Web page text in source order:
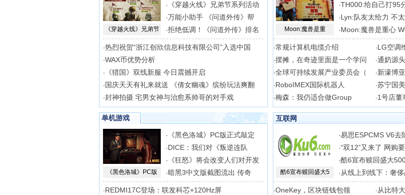
《穿越火线》兄弟节
· 《穿越火线》兄弟节系列活动
·万能小助手 《问道外传》帮
·拒绝低调！《问道外传》排名
·热烈祝贺“浙江创欣信息科技有限公司”入选中国
·WAX币优势分析
· 《猎国》双线新服 今日震撼开启
· 国庆天天有礼来就送 《倩女幽魂》缤纷玩法爽翻
·封神拍摄 宅男女神与治愈系帅哥的对手戏
Moon:魔兽是重
·TH000:给自己打95
·Lyn:队友太给力 不
·Moon:魔兽是重心
·常规计算机电缆介绍 ·LG空调
·摆摊，在奇迹里面是一个学问 ·通奶源
·全球可持续发展产业委员会（ ·新濠博
·RoboIMEX国际机器人 ·苏宁国
·梅森：我仍适合做Group ·1号店董
单机游戏
《黑色洛城》PC版
· 《黑色洛城》PC版正式敲定
·DICE：我们对《叛逆连队
· 《狂怒》将会改变人们对开发
·暗黑3中文版截图流出 传奇
·REDMI17C登场：联发科芯+120Hz屏
互联网
酷6宣布赎回盛大5
·易思ESPCMS V6去
·“双12”又来了 网购
·酷6宣布赎回盛大
· 从线上到线下：奢
·OneKey，区块链钱包领 · 从比特